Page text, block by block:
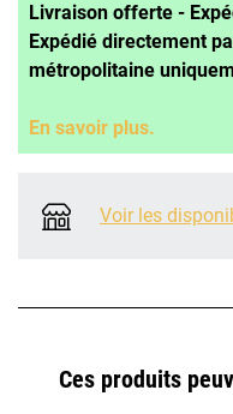
Livraison offerte -
Expédié directement
métropolitaine
En savoir plus.
Voir les
Ces produits